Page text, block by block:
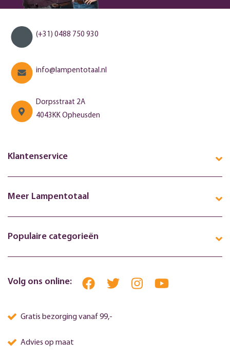
(+31) 0488 750 930
info@lampentotaal.nl
Dorpsstraat 2A
4043KK Opheusden
Klantenservice
Meer Lampentotaal
Populaire categorieën
Volg ons online:
Gratis bezorging vanaf 99,-
Advies op maat